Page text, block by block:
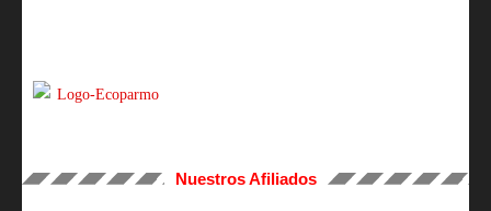
Nuestros Afiliados